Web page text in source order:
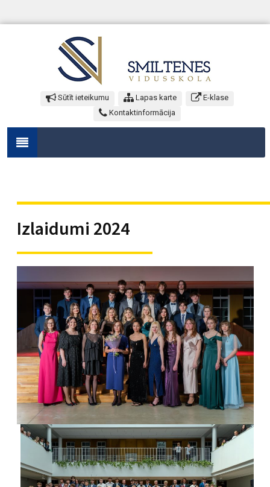
Sūtīt ieteikumu Lapas karte
E-klase
Kontaktinformācija
Izlaidumi 2024